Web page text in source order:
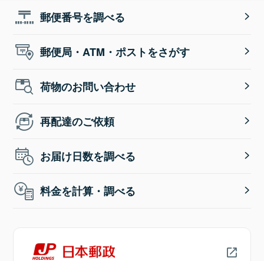
郵便番号を調べる
郵便局・ATM・ポストをさがす
荷物のお問い合わせ
再配達のご依頼
お届け日数を調べる
料金を計算・調べる